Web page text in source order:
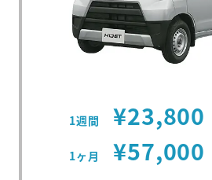
1週間 ¥23,800
1ヶ月 ¥57,000